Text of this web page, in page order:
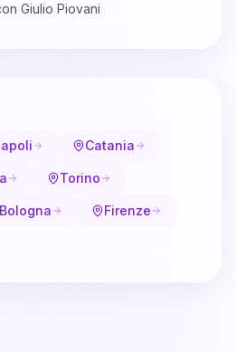
Giulio Piovani
Catania
Torino
Bologna Firenze